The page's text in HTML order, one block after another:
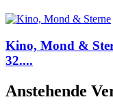
Kino, Mond &
32....
Anstehende